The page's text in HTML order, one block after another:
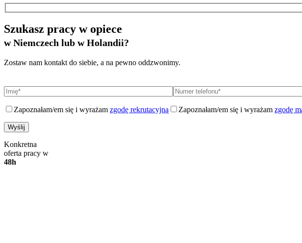
Szukasz pracy w opiece
w Niemczech lub w Holandii?
Zostaw nam kontakt do siebie, a na pewno oddzwonimy.
Zapoznałam/em się i wyrażam zgodę rekrutacyjną Zapoznałam/em się i wyrażam zgodę
Konkretna
oferta pracy w
48h